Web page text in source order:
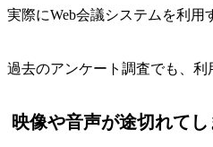
実際にWeb会議システムを利用
過去のアンケート調査でも、
映像や音声が途切れてし